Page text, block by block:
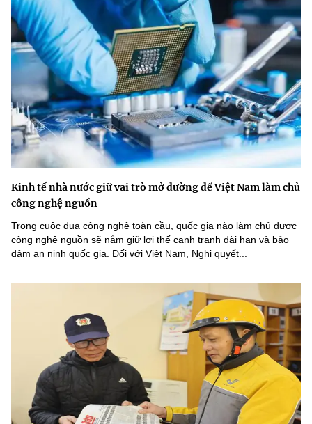
Kinh tế nhà nước giữ vai trò mở đường để Việt Nam làm chủ
công nghệ nguồn
Trong cuộc đua công nghệ toàn cầu, quốc gia nào làm chủ được
công nghệ nguồn sẽ nắm giữ lợi thế cạnh tranh dài hạn và bảo
đảm an ninh quốc gia. Đối với Việt Nam, Nghị quyết...